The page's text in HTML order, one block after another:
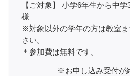
【ご対象】 小学6年生から中
様
※対象以外の学年の方は教室
さい。
＊参加費は無料です。
※お申し込み受付が